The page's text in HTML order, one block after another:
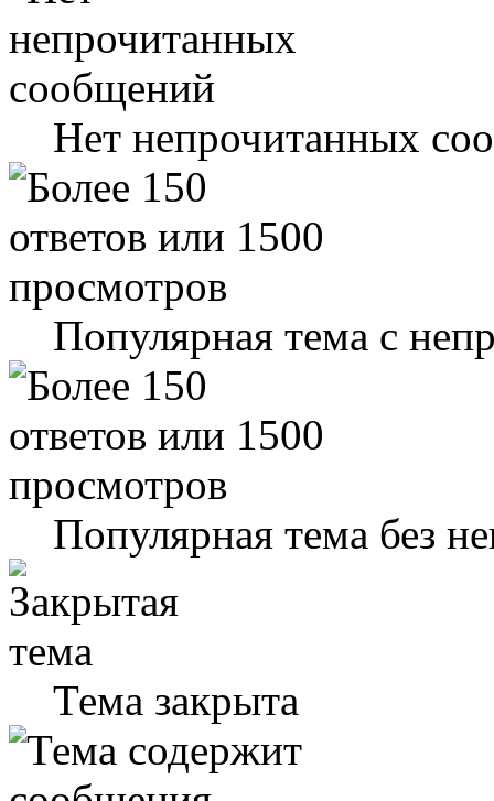
Нет непрочитанных
Популярная тема с
Популярная тема без
Тема закрыта